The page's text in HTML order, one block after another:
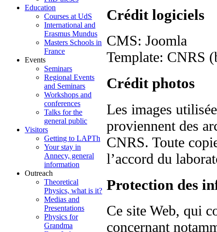
Education
Courses at UdS
International and
Erasmus Mundus
Masters Schools in
France
Events
Seminars
Regional Events
and Seminars
Workshops and
conferences
Talks for the
general public
Visitors
Getting to LAPTh
Your stay in
Annecy, general
information
Outreach
Theoretical
Physics, what is it?
Medias and
Presentations
Physics for
Grandma
Crédit logiciels
CMS: Joomla
Template: CNRS
Crédit photos
Les images
proviennent des
CNRS. Toute
l’accord du
Protection des
Ce site Web, qui
concernant